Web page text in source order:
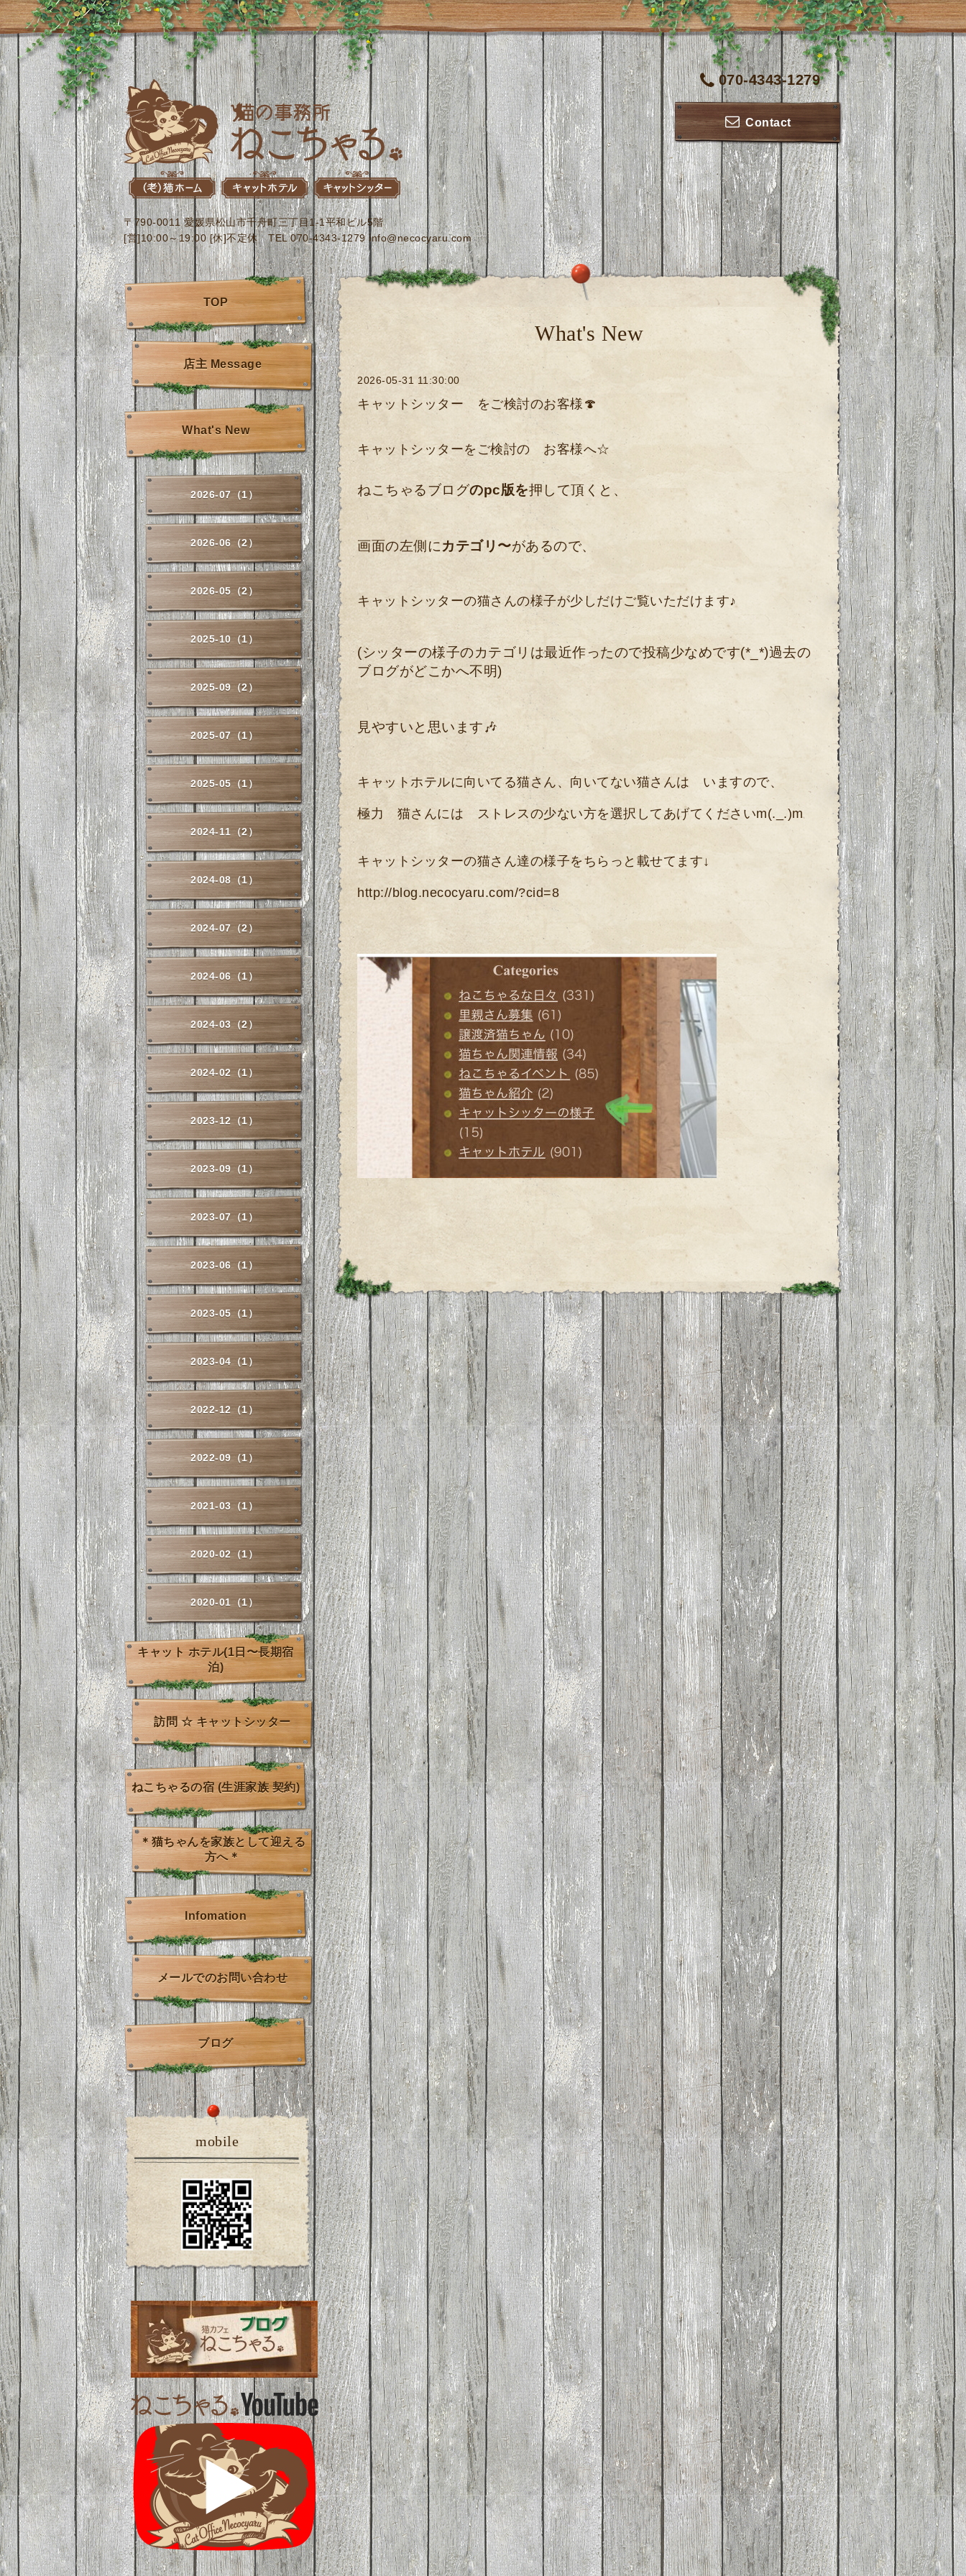
070-4343-1279
Contact
〒790-0011 愛媛県松山市千舟町三丁目1-1平和ビル5階
[営]10:00～19:00 [休]不定休 TEL 070-4343-1279 info@necocyaru.com
What's New
2026-05-31 11:30:00
キャットシッター をご検討のお客様🍄
キャットシッターをご検討の お客様へ☆
ねこちゃるブログのpc版を押して頂くと、
画面の左側にカテゴリ〜があるので、
キャットシッターの猫さんの様子が少しだけご覧いただけます♪
(シッターの様子のカテゴリは最近作ったので投稿少なめです(*_*)過去の
ブログがどこかへ不明)
見やすいと思います🎶
キャットホテルに向いてる猫さん、向いてない猫さんは いますので、
極力 猫さんには ストレスの少ない方を選択してあげてくださいm(._.)m
キャットシッターの猫さん達の様子をちらっと載せてます↓
http://blog.necocyaru.com/?cid=8
TOP
店主 Message
What's New
2026-07（1）
2026-06（2）
2026-05（2）
2025-10（1）
2025-09（2）
2025-07（1）
2025-05（1）
2024-11（2）
2024-08（1）
2024-07（2）
2024-06（1）
2024-03（2）
2024-02（1）
2023-12（1）
2023-09（1）
2023-07（1）
2023-06（1）
2023-05（1）
2023-04（1）
2022-12（1）
2022-09（1）
2021-03（1）
2020-02（1）
2020-01（1）
キャット ホテル(1日〜長期宿
泊)
訪問 ☆ キャットシッター
ねこちゃるの宿 (生涯家族 契約)
＊猫ちゃんを家族として迎える
方へ＊
Infomation
メールでのお問い合わせ
ブログ
mobile